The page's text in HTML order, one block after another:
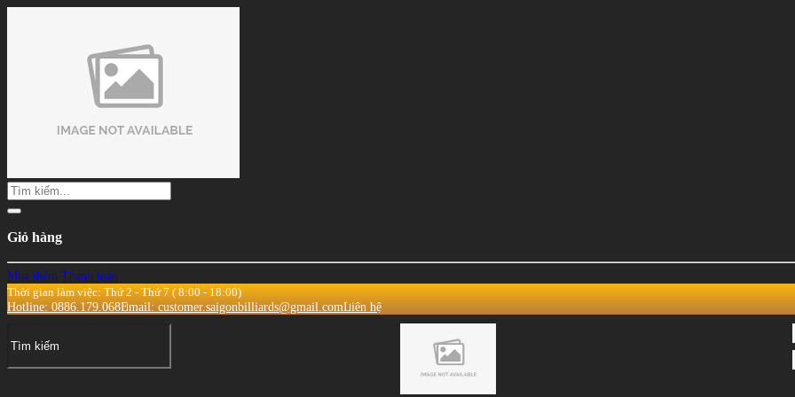
Giỏ hàng
Mua thêm Thanh toán
Thời gian làm việc: Thứ 2 - Thứ 7 ( 8:00 - 18:00)
Hotline: 0886.179.068Email: customer.saigonbilliards@gmail.comLiên hệ